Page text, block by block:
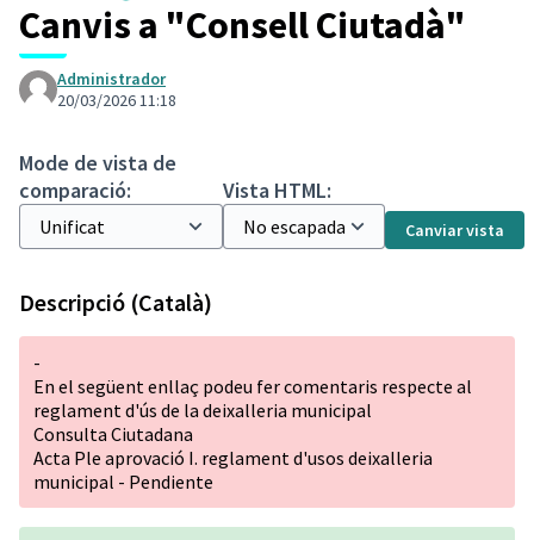
Canvis a "Consell Ciutadà"
Administrador
20/03/2026 11:18
Mode de vista de
comparació:
Vista HTML:
Canviar vista
Descripció (Català)
-
En el següent enllaç podeu fer comentaris respecte al
reglament d'ús de la deixalleria municipal
Consulta Ciutadana
Acta Ple aprovació I. reglament d'usos deixalleria
municipal - Pendiente